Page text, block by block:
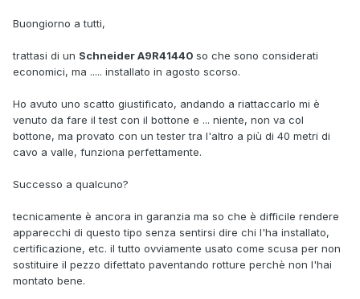
Buongiorno a tutti,
trattasi di un Schneider A9R41440 so che sono considerati
economici, ma ..... installato in agosto scorso.
Ho avuto uno scatto giustificato, andando a riattaccarlo mi è
venuto da fare il test con il bottone e ... niente, non va col
bottone, ma provato con un tester tra l'altro a più di 40 metri di
cavo a valle, funziona perfettamente.
Successo a qualcuno?
tecnicamente è ancora in garanzia ma so che è difficile rendere
apparecchi di questo tipo senza sentirsi dire chi l'ha installato,
certificazione, etc. il tutto ovviamente usato come scusa per non
sostituire il pezzo difettato paventando rotture perchè non l'hai
montato bene.